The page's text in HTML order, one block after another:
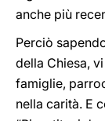
anche più
Perciò
della Chiesa,
famiglie,
nella carità. E